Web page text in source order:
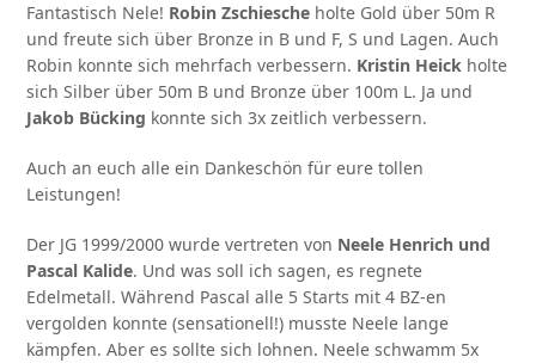
Fantastisch Nele! Robin Zschiesche holte Gold über 50m R
und freute sich über Bronze in B und F, S und Lagen. Auch
Robin konnte sich mehrfach verbessern. Kristin Heick holte
sich Silber über 50m B und Bronze über 100m L. Ja und
Jakob Bücking konnte sich 3x zeitlich verbessern.
Auch an euch alle ein Dankeschön für eure tollen
Leistungen!
Der JG 1999/2000 wurde vertreten von Neele Henrich und
Pascal Kalide. Und was soll ich sagen, es regnete
Edelmetall. Während Pascal alle 5 Starts mit 4 BZ-en
vergolden konnte (sensationell!) musste Neele lange
kämpfen. Aber es sollte sich lohnen. Neele schwamm 5x